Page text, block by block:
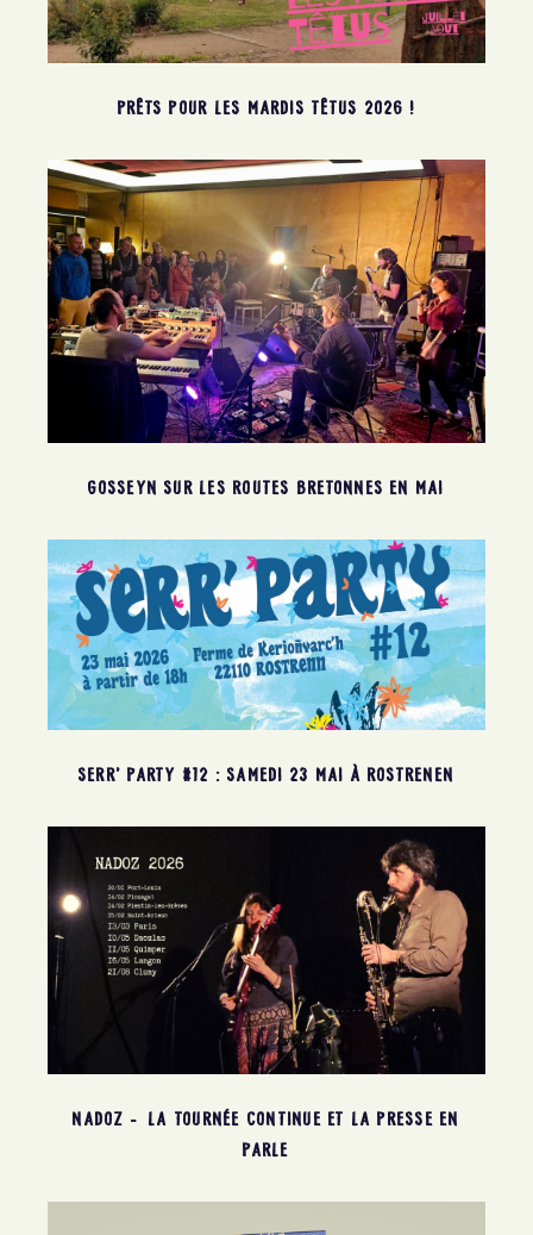
PRÊTS POUR LES MARDIS TÊTUS 2026 !
GOSSEYN SUR LES ROUTES BRETONNES EN MAI
SERR’ PARTY #12 : SAMEDI 23 MAI À ROSTRENEN
NADOZ – LA TOURNÉE CONTINUE ET LA PRESSE EN
PARLE